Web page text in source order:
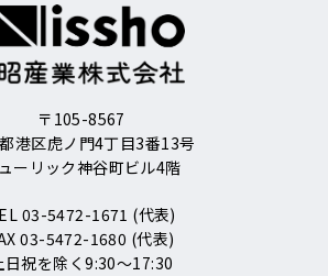
〒105-8567
港区虎ノ門4丁目3番13号
ーリック神谷町ビル4階
03-5472-1671 (代表)
03-5472-1680 (代表)
日祝を除く9:30～17:30